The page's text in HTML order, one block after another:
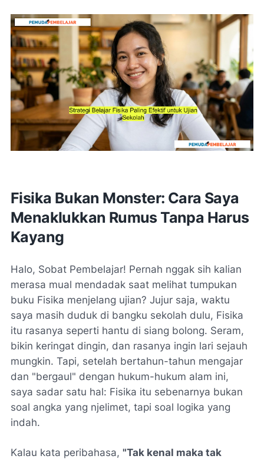
Fisika Bukan Monster: Cara Saya
Menaklukkan Rumus Tanpa Harus
Kayang
Halo, Sobat Pembelajar! Pernah nggak sih kalian
merasa mual mendadak saat melihat tumpukan
buku Fisika menjelang ujian? Jujur saja, waktu
saya masih duduk di bangku sekolah dulu, Fisika
itu rasanya seperti hantu di siang bolong. Seram,
bikin keringat dingin, dan rasanya ingin lari sejauh
mungkin. Tapi, setelah bertahun-tahun mengajar
dan "bergaul" dengan hukum-hukum alam ini,
saya sadar satu hal: Fisika itu sebenarnya bukan
soal angka yang njelimet, tapi soal logika yang
indah.
Kalau kata peribahasa, "Tak kenal maka tak